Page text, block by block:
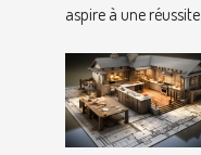
aspire à une réussite...